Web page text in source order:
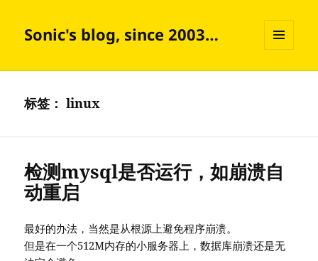
Sonic's blog, since 2003…
挂件
标签：linux
检测mysql是否运行，如崩溃自
动重启
最好的办法，当然是从根源上避免程序崩溃。
但是在一个512M内存的小服务器上，数据库崩溃还是无